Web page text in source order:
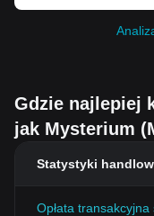
Gdzie najlepiej
jak Mysterium
Statystyki
Opłata